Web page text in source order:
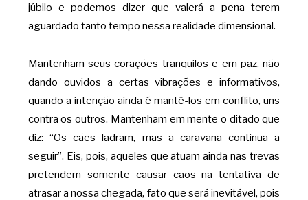
júbilo e podemos dizer que valerá a pena terem
aguardado tanto tempo nessa realidade dimensional.
Mantenham seus corações tranquilos e em paz, não
dando ouvidos a certas vibrações e informativos,
quando a intenção ainda é mantê-los em conflito, uns
contra os outros. Mantenham em mente o ditado que
diz: “Os cães ladram, mas a caravana continua a
seguir”. Eis, pois, aqueles que atuam ainda nas trevas
pretendem somente causar caos na tentativa de
atrasar a nossa chegada, fato que será inevitável, pois